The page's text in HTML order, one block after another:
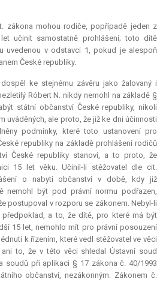
zákona mohou rodiče, popřípadě jeden z
učinit samostatně prohlášení; toto dítě
uvedenou v odstavci 1, pokud je alespoň
České republiky.
ke stejnému závěru jako žalovaný i
Róbert N. nikdy nemohl na základě §
státní občanství České republiky, nikoli
uváděných, ale proto, že již ke dni účinnosti
podmínky, které toto ustanovení pro
republiky na základě prohlášení rodičů
České republiky stanoví, a to proto, že
15 let věku. Učinil-li stěžovatel dle cit.
o nabytí občanství v době, kdy již
nemohl být pod právní normu podřazen,
postupoval v rozporu se zákonem. Nebyl-li
předpoklad, a to, že dítě, pro které má být
15 let, nemohlo mít pro právní posouzení
k řízením, které vedl stěžovatel ve věci
to, že v této věci shledal Ústavní soud
soudů při aplikaci § 17 zákona č. 40/1993
občanství, nezákonným. Zákonem č.